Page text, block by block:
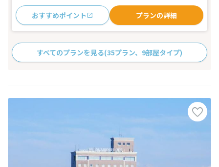
おすすめポイント プランの詳細
すべてのプランを見る(35プラン、9部屋タイプ)